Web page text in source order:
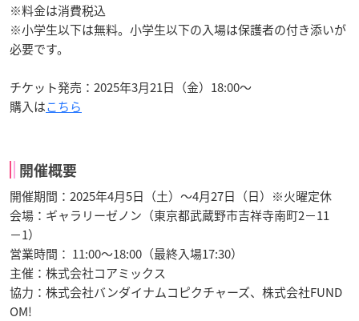
※料金は消費税込
※小学生以下は無料。小学生以下の入場は保護者の付き添いが
必要です。
チケット発売：2025年3月21日（金）18:00〜
購入はこちら
開催概要
開催期間：2025年4月5日（土）〜4月27日（日）※火曜定休
会場：ギャラリーゼノン（東京都武蔵野市吉祥寺南町2−11
−1）
営業時間： 11:00〜18:00（最終入場17:30）
主催：株式会社コアミックス
協力：株式会社バンダイナムコピクチャーズ、株式会社FUND
OM!